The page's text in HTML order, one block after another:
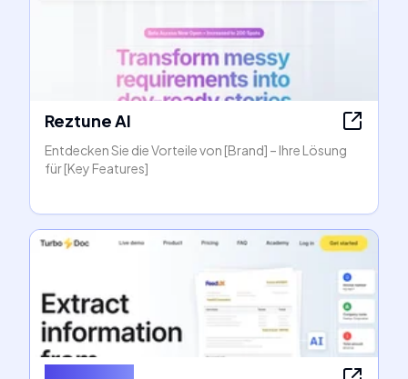
Reztune AI
Entdecken Sie die Vorteile von [Brand] – Ihre Lösung
für [Key Features]